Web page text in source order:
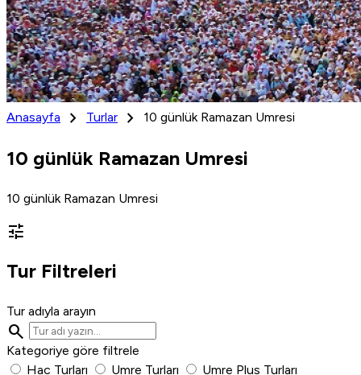
Anasayfa chevron_right Turlar chevron_right 10 günlük Ramazan Umresi
10 günlük Ramazan Umresi
10 günlük Ramazan Umresi
tune
Tur Filtreleri
Tur adıyla arayın
search
Kategoriye göre filtrele
Hac Turları
Umre Turları Umre Plus Turları